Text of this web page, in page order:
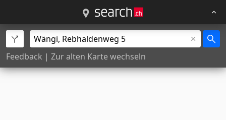
Feedback | Zur alten Karte wechseln